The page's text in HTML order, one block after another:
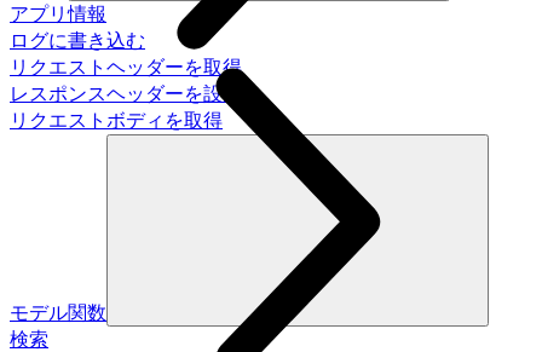
アプリ情報
ログに書き込む
リクエストヘッダーを取得
レスポンスヘッダーを設定
リクエストボディを取得
モデル関数
検索